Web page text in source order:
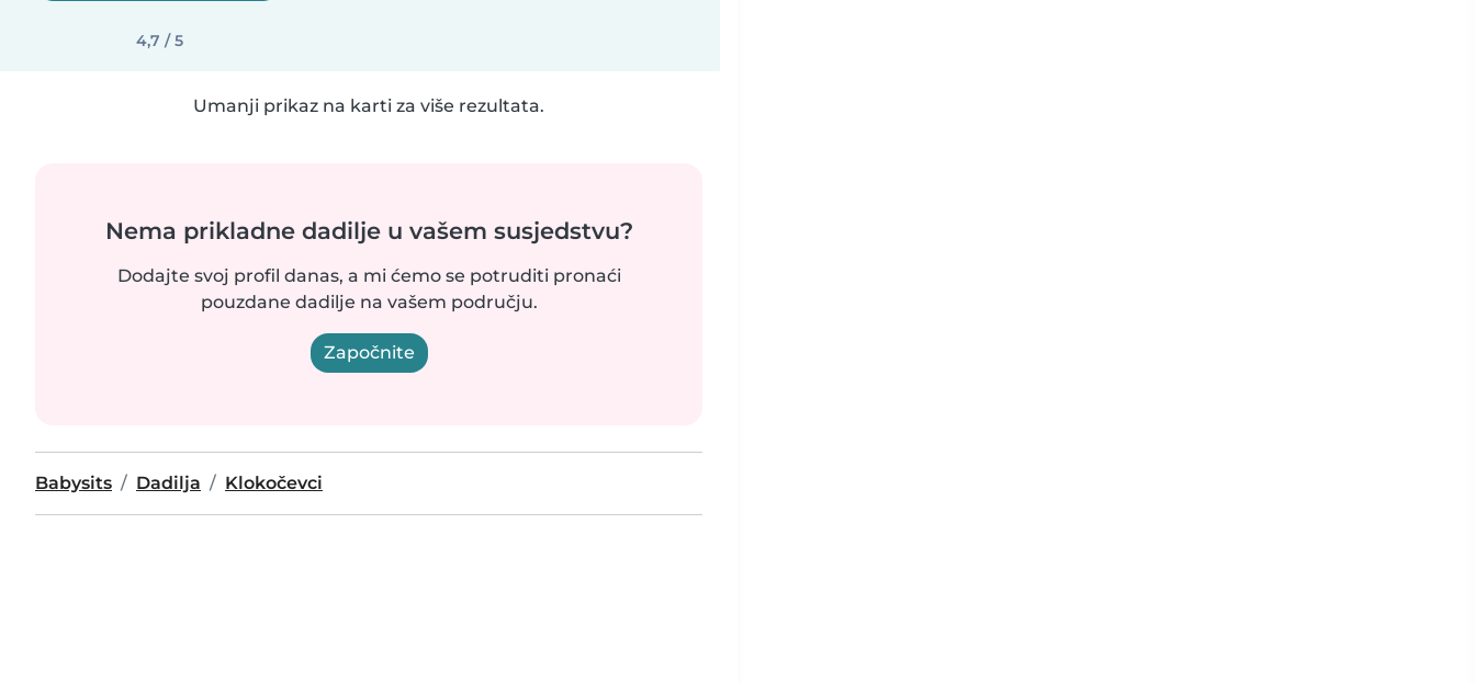
4,7 / 5
Umanji prikaz na karti za više rezultata.
Nema prikladne dadilje u vašem susjedstvu?
Dodajte svoj profil danas, a mi ćemo se potruditi pronaći
pouzdane dadilje na vašem području.
Započnite
Babysits Dadilja Klokočevci